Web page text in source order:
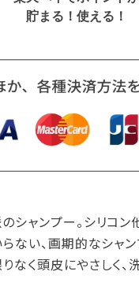
ャンプー。シリコン
ない、画期的なシャン
なく頭皮にやさしく